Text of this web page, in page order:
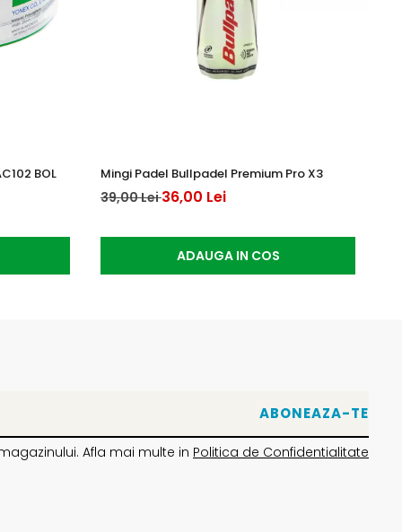
BOL Mingi Padel Bullpadel Premium Pro X3
39,00 Lei36,00 Lei
ADAUGA IN COS
Afla mai multe in Politica de Confidentialitate